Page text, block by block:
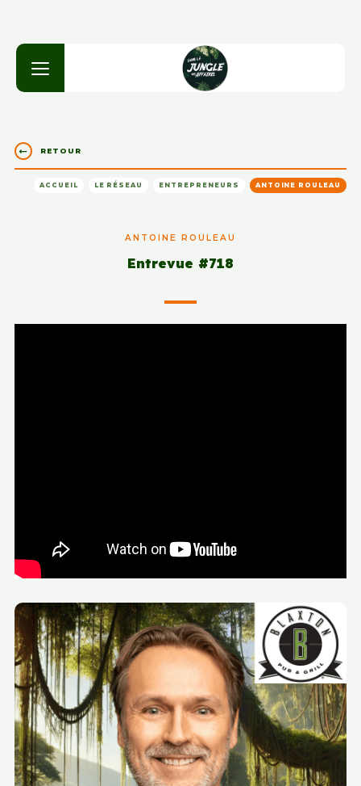
RETOUR
ACCUEIL LE RÉSEAU ENTREPRENEURS ANTOINE ROULEAU
ANTOINE ROULEAU
Entrevue #718